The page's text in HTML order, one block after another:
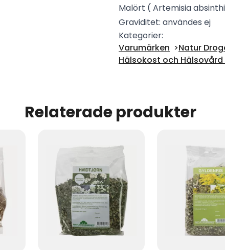
Malört ( Artemisia
Graviditet: användes ej
Kategorier:
Varumärken
Natur
Hälsokost och
Relaterade produkter